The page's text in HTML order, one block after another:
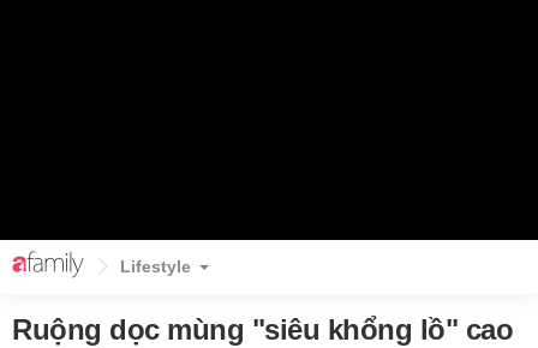
Lifestyle
Ruộng dọc mùng "siêu khổng lồ" cao